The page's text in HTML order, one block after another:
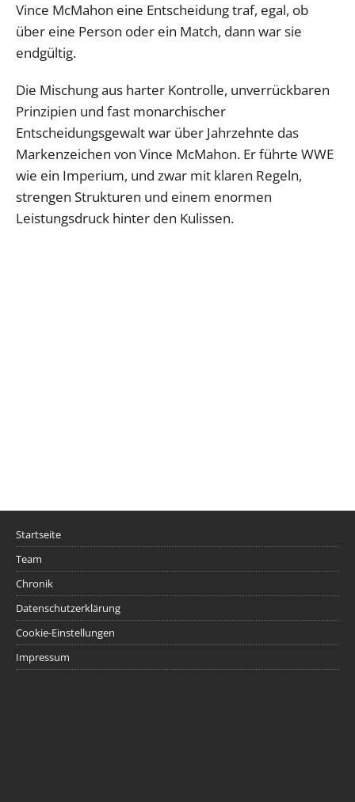
Vince McMahon eine Entscheidung traf, egal, ob
über eine Person oder ein Match, dann war sie
endgültig.
Die Mischung aus harter Kontrolle, unverrückbaren
Prinzipien und fast monarchischer
Entscheidungsgewalt war über Jahrzehnte das
Markenzeichen von Vince McMahon. Er führte WWE
wie ein Imperium, und zwar mit klaren Regeln,
strengen Strukturen und einem enormen
Leistungsdruck hinter den Kulissen.
Startseite
Team
Chronik
Datenschutzerklärung
Cookie-Einstellungen
Impressum